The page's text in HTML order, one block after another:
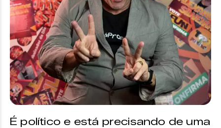
É político e está precisando de uma